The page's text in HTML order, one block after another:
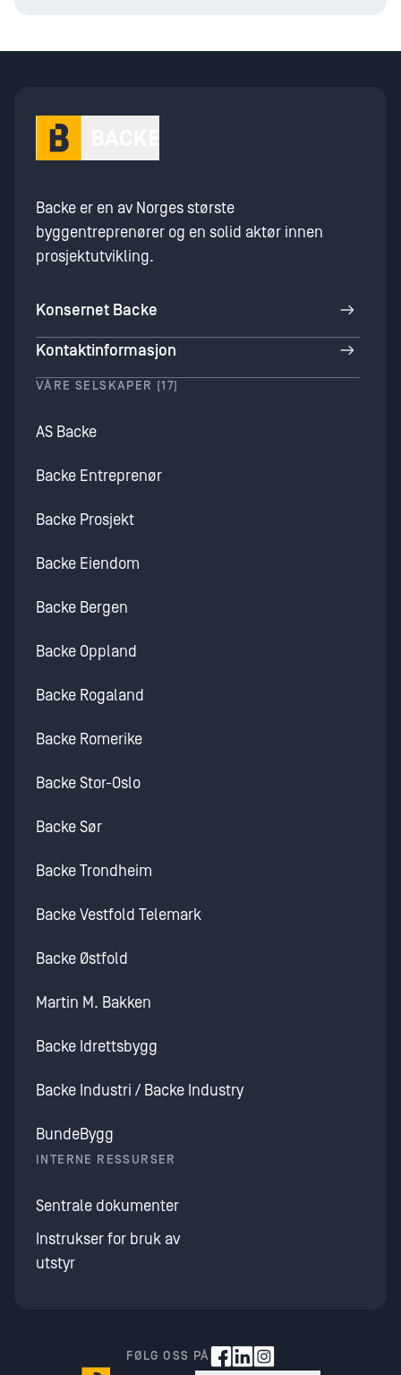
Backe er en av Norges største
byggentreprenører og en solid aktør innen
prosjektutvikling.
Konsernet Backe
Kontaktinformasjon
VÅRE SELSKAPER (17)
AS Backe
Backe Entreprenør
Backe Prosjekt
Backe Eiendom
Backe Bergen
Backe Oppland
Backe Rogaland
Backe Romerike
Backe Stor-Oslo
Backe Sør
Backe Trondheim
Backe Vestfold Telemark
Backe Østfold
Martin M. Bakken
Backe Idrettsbygg
Backe Industri / Backe Industry
BundeBygg
INTERNE RESSURSER
Sentrale dokumenter
Instrukser for bruk av
utstyr
FØLG OSS PÅ